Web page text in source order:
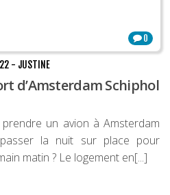
0
- JUSTINE
d’Amsterdam Schiphol
un avion à Amsterdam
la nuit sur place pour
matin ? Le logement en[...]